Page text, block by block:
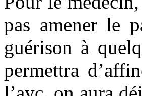
pas amener le
guérison à
permettra